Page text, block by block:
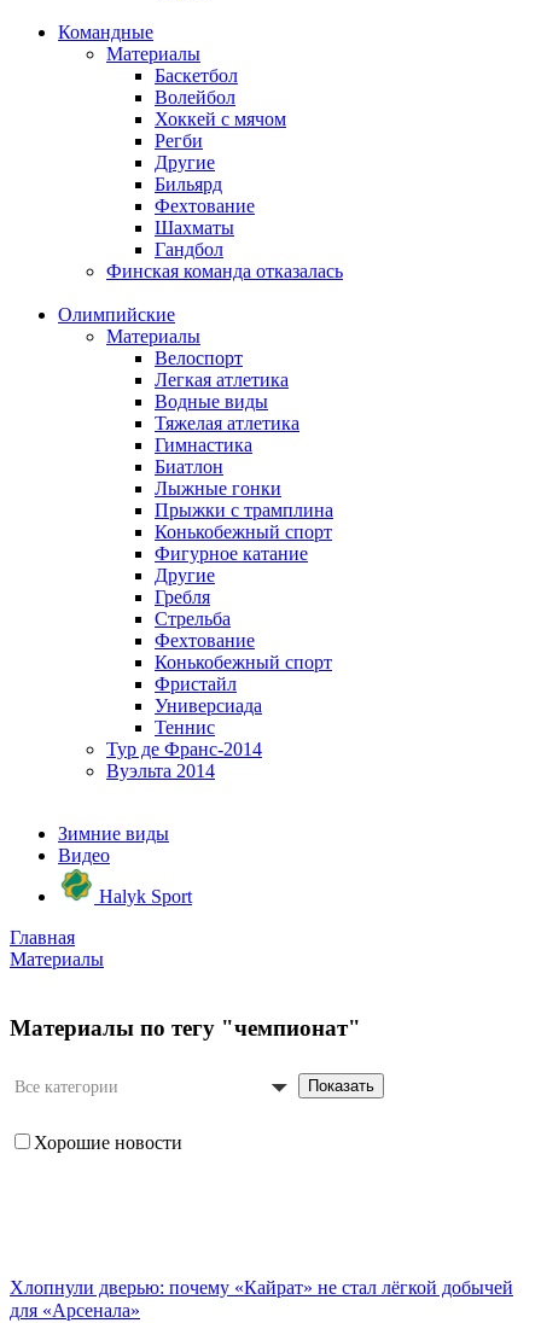
Командные
Материалы
Баскетбол
Волейбол
Хоккей с мячом
Регби
Другие
Бильярд
Фехтование
Шахматы
Гандбол
Финская команда отказалась
Олимпийские
Материалы
Велоспорт
Легкая атлетика
Водные виды
Тяжелая атлетика
Гимнастика
Биатлон
Лыжные гонки
Прыжки с трамплина
Конькобежный спорт
Фигурное катание
Другие
Гребля
Стрельба
Фехтование
Конькобежный спорт
Фристайл
Универсиада
Теннис
Тур де Франс-2014
Вуэльта 2014
Зимние виды
Видео
Halyk Sport
Главная
Материалы
Материалы по тегу "чемпионат"
Все категории Показать
Хорошие новости
Хлопнули дверью: почему «Кайрат» не стал лёгкой добычей
для «Арсенала»